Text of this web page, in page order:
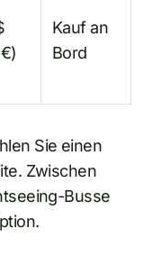
Kauf an
Bord
Sie einen
Zwischen
Busse